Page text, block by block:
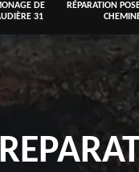
DE
31
RÉPARATION